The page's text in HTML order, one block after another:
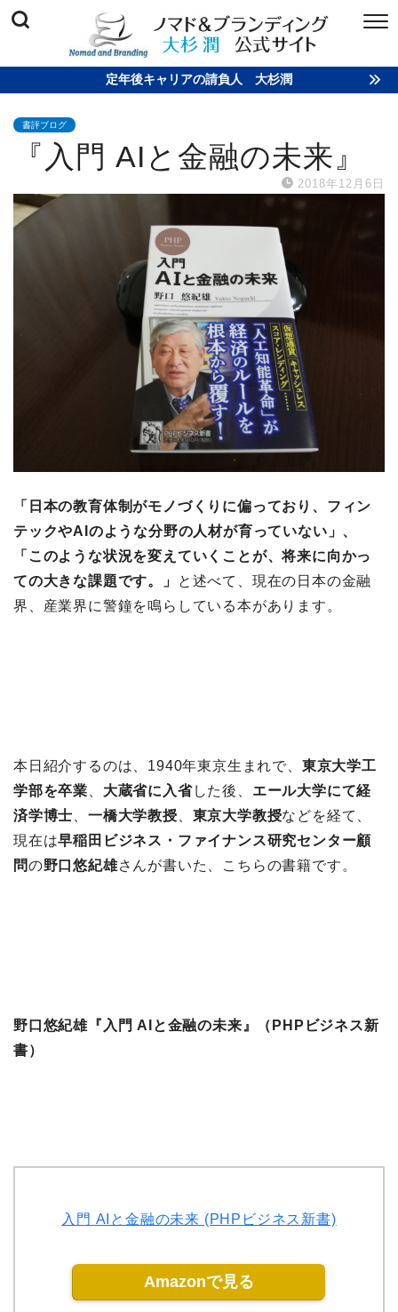
定年後キャリアの請負人 大杉潤
書評ブログ
『入門 AIと金融の未来』
2018年12月6日
「日本の教育体制がモノづくりに偏っており、フィン
テックやAIのような分野の人材が育っていない」、
「このような状況を変えていくことが、将来に向かっ
ての大きな課題です。」
と述べて、現在の日本の金融
界、産業界に警鐘を鳴らしている本があります。
本日紹介するのは、1940年東京生まれで、 東京大学工
学部を卒業
大蔵省に入省した後、 エール大学にて経
済学博士 、一橋大学教授 東京大学教授などを経て、
現在は早稲田ビジネス・ファイナンス研究センター顧
問の野口悠紀雄さんが書いた、こちらの書籍です。
野口悠紀雄『入門 AIと金融の未来』（PHPビジネス新
書）
入門 AIと金融の未来 (PHPビジネス新書)
Amazonで見る